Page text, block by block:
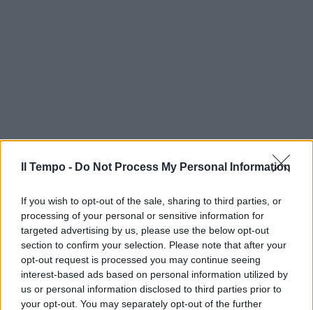
Il Tempo - Do Not Process My Personal Information
If you wish to opt-out of the sale, sharing to third parties, or
processing of your personal or sensitive information for
targeted advertising by us, please use the below opt-out
section to confirm your selection. Please note that after your
opt-out request is processed you may continue seeing
interest-based ads based on personal information utilized by
us or personal information disclosed to third parties prior to
your opt-out. You may separately opt-out of the further